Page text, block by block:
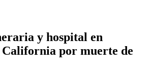
y hospital en
por muerte de